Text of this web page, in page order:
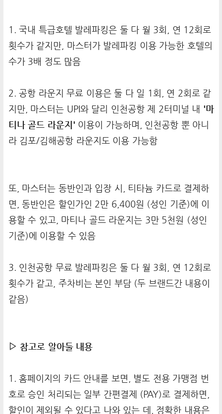
1. 국내 특급호텔 발레파킹은 둘 다 월 3회, 연 12회로
횟수가 같지만, 마스터가 발레파킹 이용 가능한 호텔의
수가 3배 정도 많음
2. 공항 라운지 무료 이용은 둘 다 일 1회, 연 2회로 같
지만, 마스터는 UPI와 달리 인천공항 제 2터미널 내 '마
티나 골드 라운지' 이용이 가능하며, 인천공항 뿐 아니
라 김포/김해공항 라운지도 이용 가능함
또, 마스터는 동반인과 입장 시, 티타늄 카드로 결제하
면, 동반인은 할인가인 2만 6,400원 (성인 기준)에 이
용할 수 있고, 마티나 골드 라운지는 3만 5천원 (성인
기준)에 이용할 수 있음
3. 인천공항 무료 발레파킹은 둘 다 월 3회, 연 12회로
횟수가 같고, 주차비는 본인 부담 (두 브랜드간 내용이
같음)
▷ 참고로 알아둘 내용
1. 홈페이지의 카드 안내를 보면, 별도 전용 가맹점 번
호로 승인 처리되는 일부 간편결제 (PAY)로 결제하면,
할인이 제외될 수 있다고 나와 있는 데, 정확한 내용은